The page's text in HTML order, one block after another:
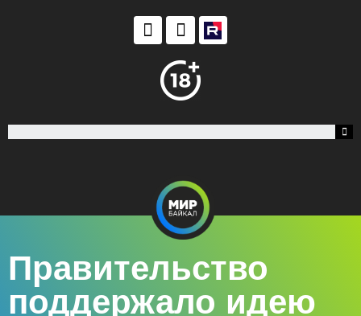
Правительство
поддержало идею